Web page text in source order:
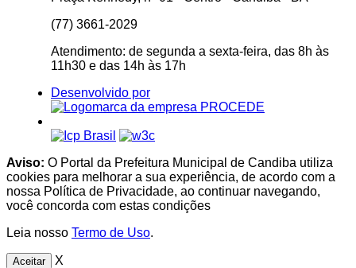
(77) 3661-2029
Atendimento: de segunda a sexta-feira, das 8h às
11h30 e das 14h às 17h
Desenvolvido por
Aviso: O Portal da Prefeitura Municipal de Candiba utiliza
cookies para melhorar a sua experiência, de acordo com a
nossa Política de Privacidade, ao continuar navegando,
você concorda com estas condições
Leia nosso Termo de Uso.
Aceitar X